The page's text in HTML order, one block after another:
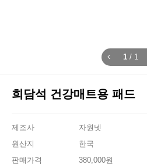
1 / 1
희담석 건강매트용 패드
제조사
자원넷
원산지
한국
판매가격
380,000원